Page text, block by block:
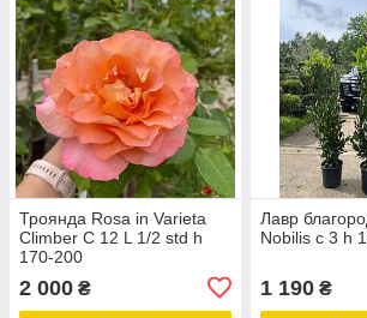
Троянда Rosa in Varieta
Climber C 12 L 1/2 std h
170-200
2 000 ₴
Лавр
Nobilis с 3 h
1 190₴